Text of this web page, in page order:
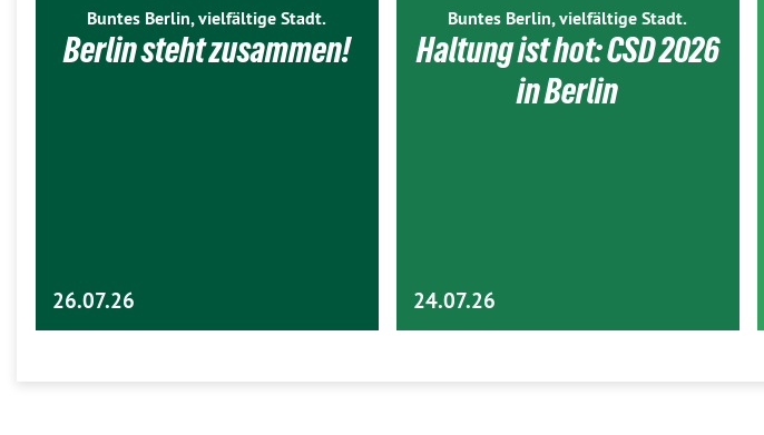
Buntes Berlin, vielfältige Stadt.
Berlin steht zusammen!
26.07.26
Buntes Berlin, vielfältige Stadt.
Haltung ist hot: CSD 2026
in Berlin
24.07.26